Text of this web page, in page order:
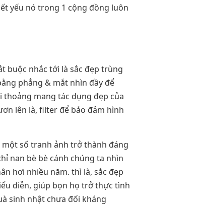
yếu nó trong 1 cộng đồng luôn
buộc nhắc tới là sắc đẹp trùng
phẳng & mắt nhìn đầy để
mang tác dụng đẹp của
lên là, filter để bảo đảm hình
một số tranh ảnh trở thành đáng
nan bè bè cánh chúng ta nhìn
hơi nhiều năm. thì là, sắc đẹp
diễn, giúp bọn họ trở thực tình
sinh nhật chưa đối kháng